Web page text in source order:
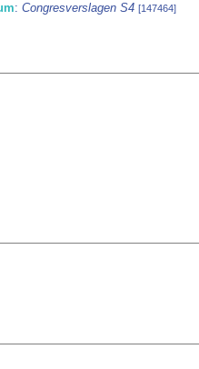
: Congresverslagen S4 [147464]